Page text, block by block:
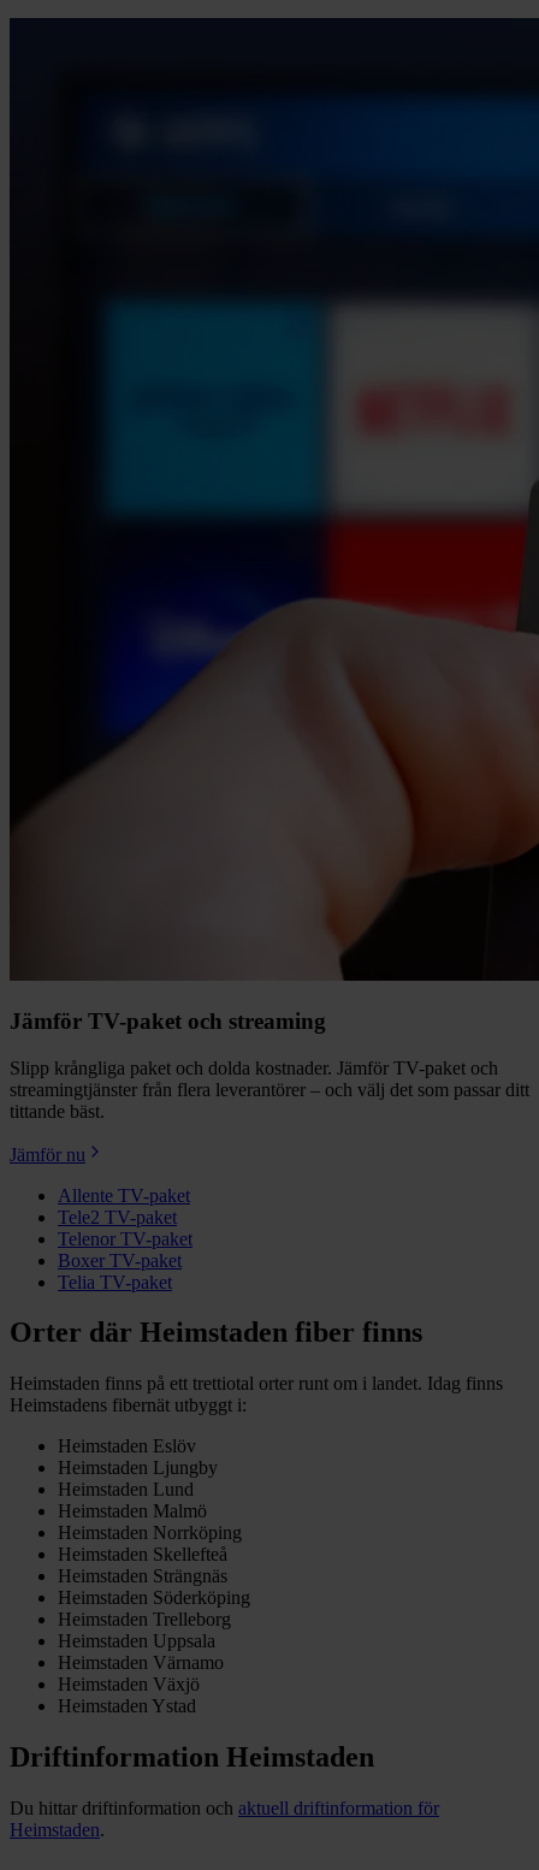
Jämför TV-paket och streaming
Slipp krångliga paket och dolda kostnader. Jämför TV-paket och
streamingtjänster från flera leverantörer – och välj det som passar ditt
tittande bäst.
Jämför nu
Allente TV-paket
Tele2 TV-paket
Telenor TV-paket
Boxer TV-paket
Telia TV-paket
Orter där Heimstaden fiber finns
Heimstaden finns på ett trettiotal orter runt om i landet. Idag finns
Heimstadens fibernät utbyggt i:
Heimstaden Eslöv
Heimstaden Ljungby
Heimstaden Lund
Heimstaden Malmö
Heimstaden Norrköping
Heimstaden Skellefteå
Heimstaden Strängnäs
Heimstaden Söderköping
Heimstaden Trelleborg
Heimstaden Uppsala
Heimstaden Värnamo
Heimstaden Växjö
Heimstaden Ystad
Driftinformation Heimstaden
Du hittar driftinformation och aktuell driftinformation för
Heimstaden.